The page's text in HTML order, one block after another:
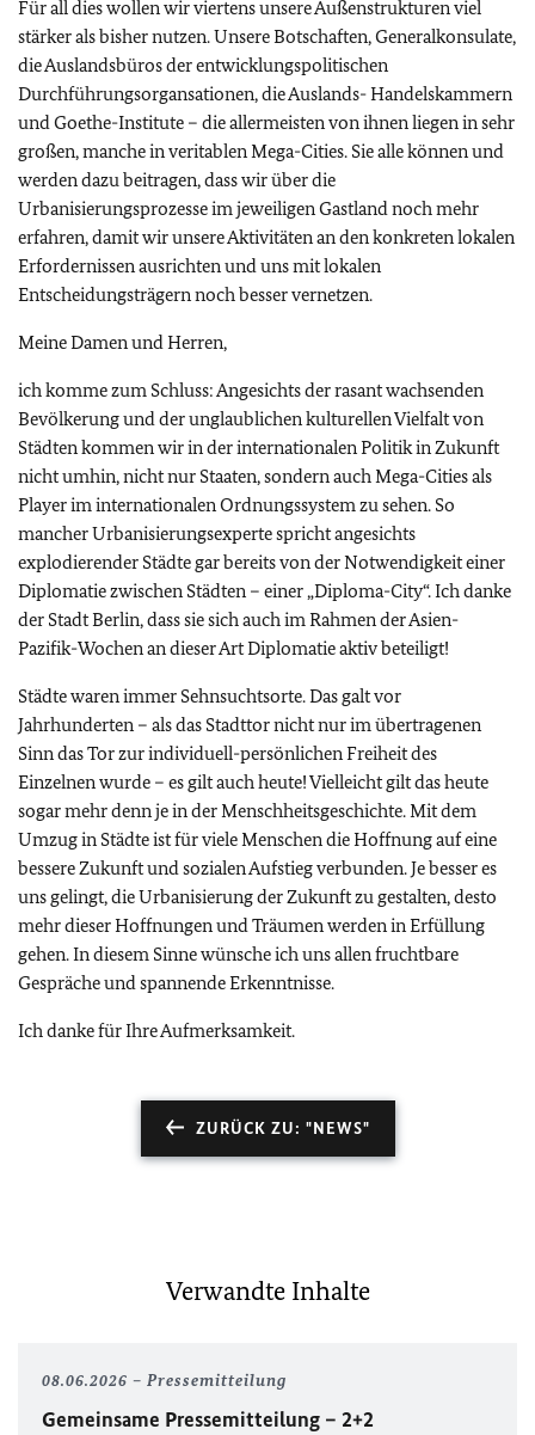
Für all dies wollen wir viertens unsere Außenstrukturen viel
stärker als bisher nutzen. Unsere Botschaften, Generalkonsulate,
die Auslandsbüros der entwicklungspolitischen
Durchführungsorgansationen, die Auslands- Handelskammern
und Goethe-Institute – die allermeisten von ihnen liegen in sehr
großen, manche in veritablen Mega-Cities. Sie alle können und
werden dazu beitragen, dass wir über die
Urbanisierungsprozesse im jeweiligen Gastland noch mehr
erfahren, damit wir unsere Aktivitäten an den konkreten lokalen
Erfordernissen ausrichten und uns mit lokalen
Entscheidungsträgern noch besser vernetzen.
Meine Damen und Herren,
ich komme zum Schluss: Angesichts der rasant wachsenden
Bevölkerung und der unglaublichen kulturellen Vielfalt von
Städten kommen wir in der internationalen Politik in Zukunft
nicht umhin, nicht nur Staaten, sondern auch Mega-Cities als
Player im internationalen Ordnungssystem zu sehen. So
mancher Urbanisierungsexperte spricht angesichts
explodierender Städte gar bereits von der Notwendigkeit einer
Diplomatie zwischen Städten – einer „Diploma-City“. Ich danke
der Stadt Berlin, dass sie sich auch im Rahmen der Asien-
Pazifik-Wochen an dieser Art Diplomatie aktiv beteiligt!
Städte waren immer Sehnsuchtsorte. Das galt vor
Jahrhunderten – als das Stadttor nicht nur im übertragenen
Sinn das Tor zur individuell-persönlichen Freiheit des
Einzelnen wurde – es gilt auch heute! Vielleicht gilt das heute
sogar mehr denn je in der Menschheitsgeschichte. Mit dem
Umzug in Städte ist für viele Menschen die Hoffnung auf eine
bessere Zukunft und sozialen Aufstieg verbunden. Je besser es
uns gelingt, die Urbanisierung der Zukunft zu gestalten, desto
mehr dieser Hoffnungen und Träumen werden in Erfüllung
gehen. In diesem Sinne wünsche ich uns allen fruchtbare
Gespräche und spannende Erkenntnisse.
Ich danke für Ihre Aufmerksamkeit.
ZURÜCK ZU: "NEWS"
Verwandte Inhalte
08.06.2026 Pressemitteilung
Gemeinsame Pressemitteilung – 2+2